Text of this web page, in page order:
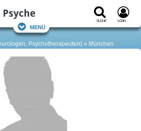
Suche Login
Menü
Psychotherapeuten) München